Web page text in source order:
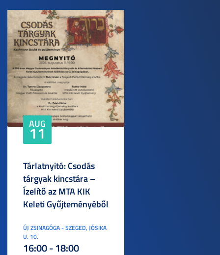
AUG
11
Tárlatnyitó: Csodás
tárgyak kincstára –
Ízelítő az MTA KIK
Keleti Gyűjteményéből
ÚJ ZSINAGÓGA - SZEGED, JÓSIKA
U. 10.
16:00 - 18:00